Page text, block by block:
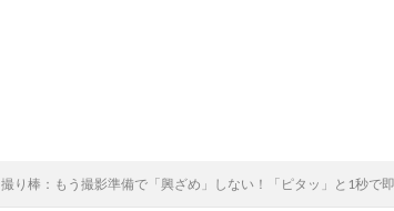
撮り棒：もう撮影準備で「興ざめ」しない！「ピタッ」と1秒